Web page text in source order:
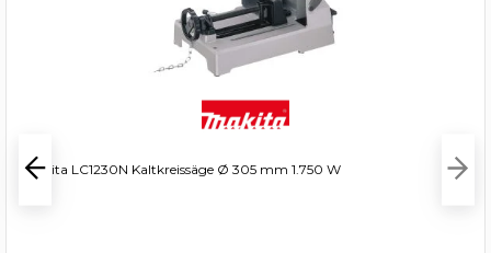
Makita LC1230N Kaltkreissäge Ø 305 mm 1.750 W